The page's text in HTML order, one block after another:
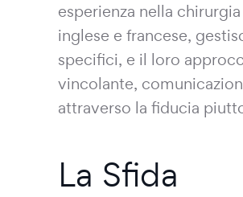
esperienza nella
inglese e francese,
specifici, e il loro
vincolante,
attraverso la fiducia
La Sfida